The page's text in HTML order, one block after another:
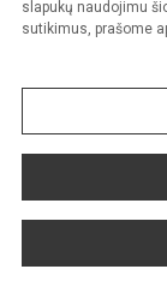
slapukų naudojimu
sutikimus, prašome
Sumanus